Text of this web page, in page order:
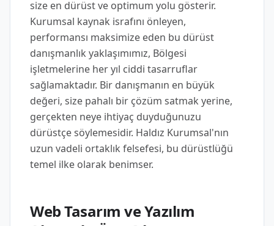
size en dürüst ve optimum yolu gösterir.
Kurumsal kaynak israfını önleyen,
performansı maksimize eden bu dürüst
danışmanlık yaklaşımımız, Bölgesi
işletmelerine her yıl ciddi tasarruflar
sağlamaktadır. Bir danışmanın en büyük
değeri, size pahalı bir çözüm satmak yerine,
gerçekten neye ihtiyaç duyduğunuzu
dürüstçe söylemesidir. Haldız Kurumsal'nın
uzun vadeli ortaklık felsefesi, bu dürüstlüğü
temel ilke olarak benimser.
Web Tasarım ve Yazılım